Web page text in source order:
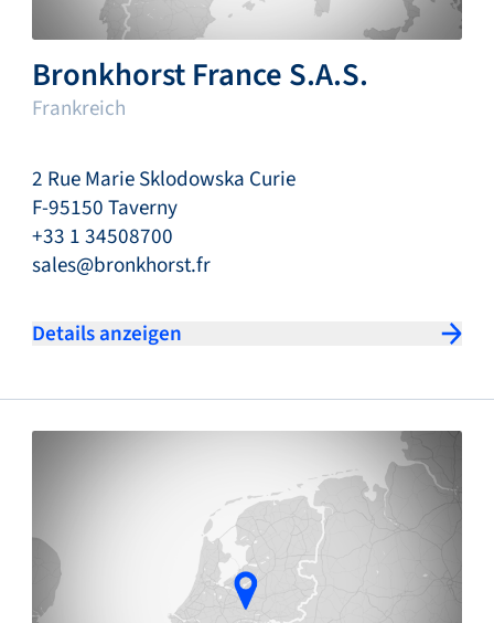
Bronkhorst France S.A.S.
Frankreich
2 Rue Marie Sklodowska Curie
F-95150 Taverny
+33 1 34508700
sales@bronkhorst.fr
Details anzeigen